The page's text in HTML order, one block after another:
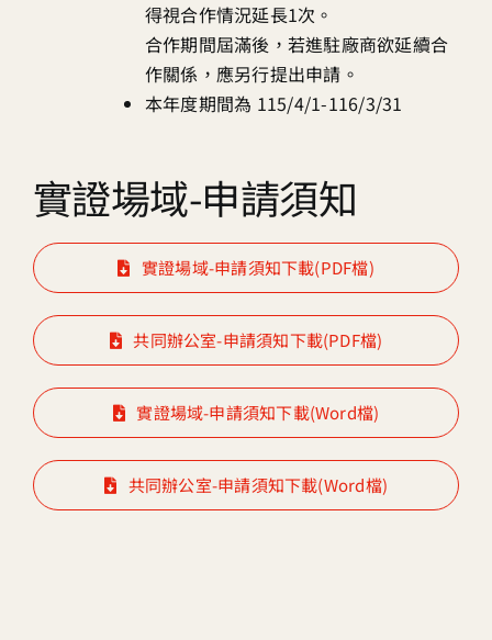
得視合作情況延長1次。
合作期間屆滿後，若進駐廠商欲延續合
作關係，應另行提出申請。
本年度期間為 115/4/1-116/3/31
實證場域-申請須知
實證場域-申請須知下載(PDF檔)
共同辦公室-申請須知下載(PDF檔)
實證場域-申請須知下載(Word檔)
共同辦公室-申請須知下載(Word檔)